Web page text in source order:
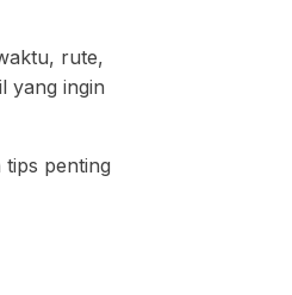
rute,
yang ingin
penting